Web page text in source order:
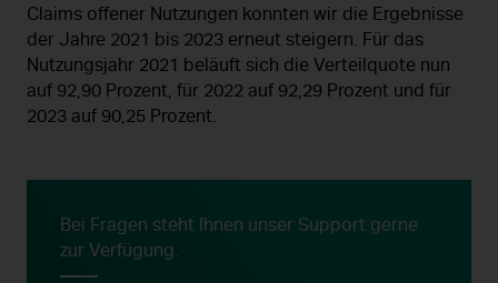
Claims offener Nutzungen konnten wir die Ergebnisse
der Jahre 2021 bis 2023 erneut steigern. Für das
Nutzungsjahr 2021 beläuft sich die Verteilquote nun
auf 92,90 Prozent, für 2022 auf 92,29 Prozent und für
2023 auf 90,25 Prozent.
Bei Fragen steht Ihnen unser Support gerne
zur Verfügung.